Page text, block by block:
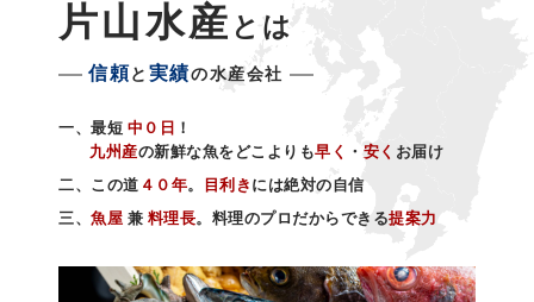
片山水産 とは
信頼と 実績の水産会社
一、最短 中０日 ！
九州産の新鮮な魚をどこよりも早く ・ 安く お届け
二、この道 ４０年。 目利き には絶対の自信
三、 魚屋 兼 料理長。料理のプロだからできる提案力